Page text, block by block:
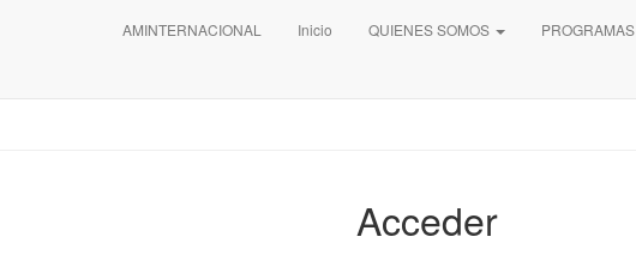
AMINTERNACIONAL Inicio QUIENES SOMOS PROGRAMAS
Acceder